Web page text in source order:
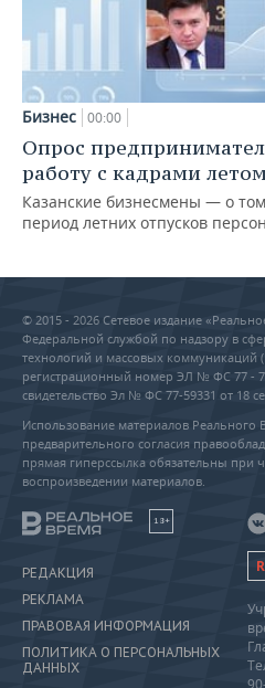
Бизнес 00:00
Опрос
работу с кадрами
Казанские бизнесмены — о
период летних отпусков
© 2015 - 2026 Сетевое издание
Федеральной службой по надзору в
технологий и массовых коммуникаций
регистрационный номер ЭЛ № ФС 77 -
свидетельство Эл № ФС 77-59331 от 18
Использование материалов
предварительного согласия
прямая гиперссылка обязательны при
воспроизведении материалов.
18+
РЕДАКЦИЯ
РЕКЛАМА
ПРАВОВАЯ ИНФОРМАЦИЯ
ПОЛИТИКА О ПЕРСОНАЛЬНЫХ
ДАННЫХ